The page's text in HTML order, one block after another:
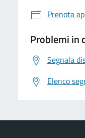
Prenota
Problemi in
Segnala
Elenco